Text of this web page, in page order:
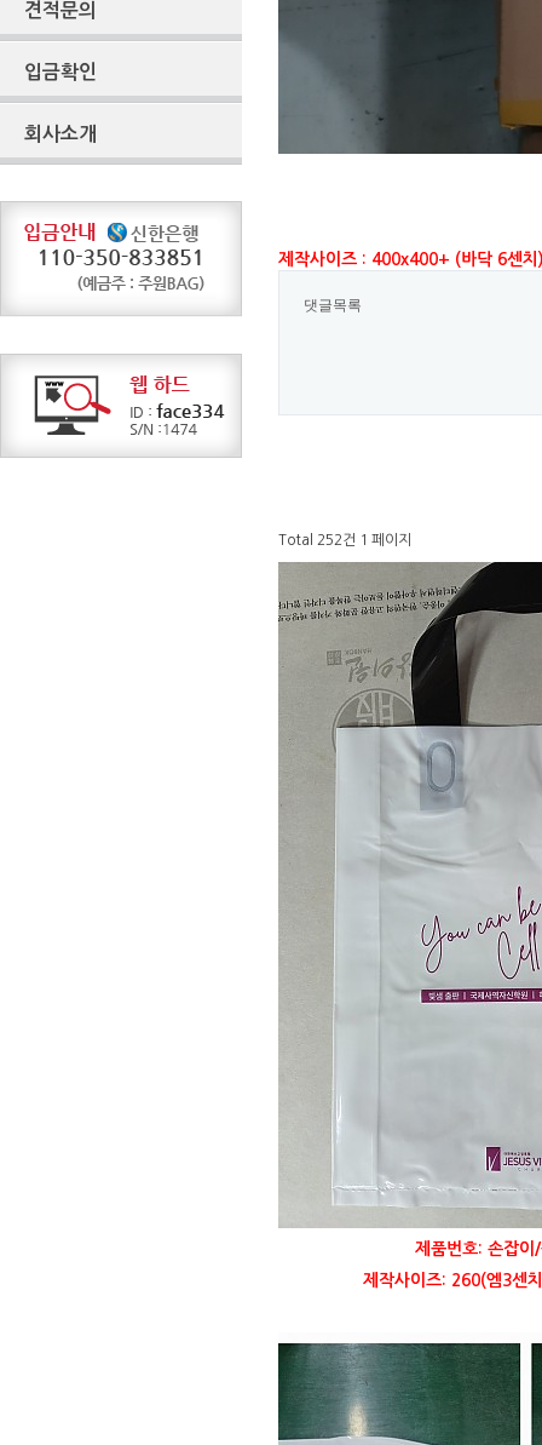
견적문의
입금확인
회사소개
제작사이즈 : 400x400+ (바닥 6센치
댓글목록
Total 252건 1 페이지
제품번호: 손잡이
제작사이즈: 260(엠3센